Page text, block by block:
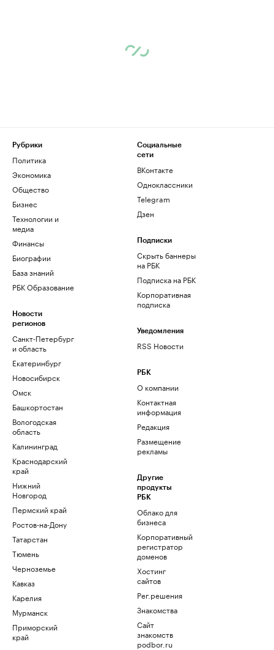
Рубрики
Политика
Экономика
Общество
Бизнес
Технологии и
медиа
Финансы
Биографии
База знаний
РБК Образование
Новости
регионов
Санкт-Петербург
и область
Екатеринбург
Новосибирск
Омск
Башкортостан
Вологодская
область
Калининград
Краснодарский
край
Нижний
Новгород
Пермский край
Ростов-на-Дону
Татарстан
Тюмень
Черноземье
Кавказ
Карелия
Мурманск
Приморский
край
Социальные
сети
ВКонтакте
Одноклассники
Telegram
Дзен
Подписки
Скрыть баннеры
на РБК
Подписка на РБК
Корпоративная
подписка
Уведомления
RSS Новости
РБК
О компании
Контактная
информация
Редакция
Размещение
рекламы
Другие
продукты
РБК
Облако для
бизнеса
Корпоративный
регистратор
доменов
Хостинг
сайтов
Рег.решения
Знакомства
Сайт
знакомств
podbor.ru